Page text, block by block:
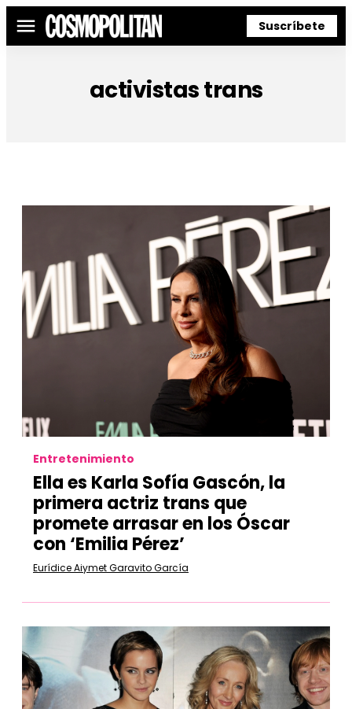
Menú Suscríbete
activistas trans
Entretenimiento
Ella es Karla Sofía Gascón, la
primera actriz trans que
promete arrasar en los Óscar
con ‘Emilia Pérez’
Eurídice Aiymet Garavito García